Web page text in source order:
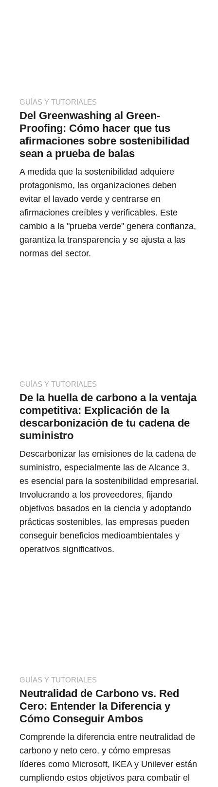
GUÍAS Y TUTORIALES
Del Greenwashing al Green-
Proofing: Cómo hacer que tus
afirmaciones sobre sostenibilidad
sean a prueba de balas
A medida que la sostenibilidad adquiere
protagonismo, las organizaciones deben
evitar el lavado verde y centrarse en
afirmaciones creíbles y verificables. Este
cambio a la "prueba verde" genera confianza,
garantiza la transparencia y se ajusta a las
normas del sector.
GUÍAS Y TUTORIALES
De la huella de carbono a la ventaja
competitiva: Explicación de la
descarbonización de tu cadena de
suministro
Descarbonizar las emisiones de la cadena de
suministro, especialmente las de Alcance 3,
es esencial para la sostenibilidad empresarial.
Involucrando a los proveedores, fijando
objetivos basados en la ciencia y adoptando
prácticas sostenibles, las empresas pueden
conseguir beneficios medioambientales y
operativos significativos.
GUÍAS Y TUTORIALES
Neutralidad de Carbono vs. Red
Cero: Entender la Diferencia y
Cómo Conseguir Ambos
Comprende la diferencia entre neutralidad de
carbono y neto cero, y cómo empresas
líderes como Microsoft, IKEA y Unilever están
cumpliendo estos objetivos para combatir el